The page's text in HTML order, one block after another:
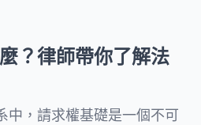
？律師帶你了解法
中，請求權基礎是一個不可